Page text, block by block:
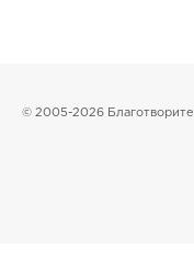
© 2005-2026